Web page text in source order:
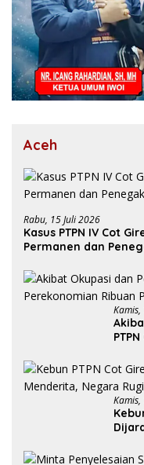
Aceh
Rabu, 15 Juli 2026
Kasus PTPN IV Cot
Permanen dan